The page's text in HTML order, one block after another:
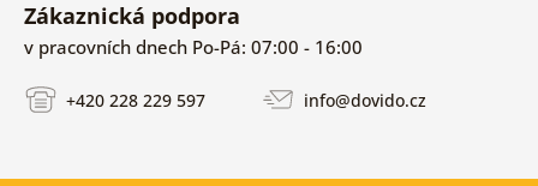
Zákaznická podpora
v pracovních dnech Po-Pá: 07:00 - 16:00
+420 228 229 597 info@dovido.cz